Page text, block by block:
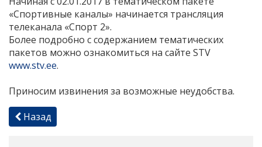
«Спортивные каналы» начинается трансляция
телеканала «Спорт 2».
Более подробно с содержанием тематических
пакетов можно ознакомиться на сайте STV
www.stv.ee.
Приносим извинения за возможные неудобства.
Назад